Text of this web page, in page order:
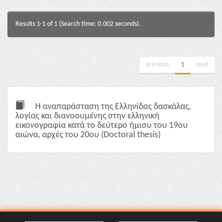
Results 1-1 of 1 (Search time: 0.002 seconds).
previous 1 next
Η αναπαράσταση της Ελληνίδας δασκάλας,
λoγίας και διανοουμένης στην ελληνική
εικονογραφία κατά το δεύτερο ήμισυ του 19ου
αιώνα, αρχές του 20ου (Doctoral thesis)